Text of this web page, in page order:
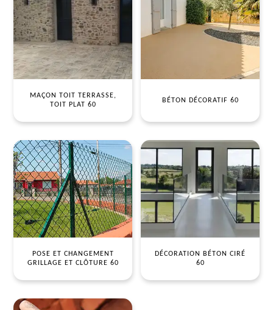
MAÇON TOIT TERRASSE,
TOIT PLAT 60
BÉTON DÉCORATIF 60
POSE ET CHANGEMENT
GRILLAGE ET CLÔTURE 60
DÉCORATION BÉTON CIRÉ
60